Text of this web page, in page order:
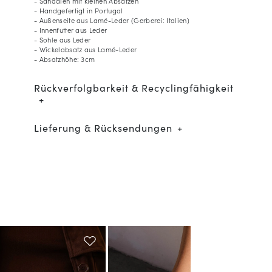
- Handgefertigt in Portugal
- Außenseite aus Lamé-Leder (Gerberei: Italien)
- Innenfutter aus Leder
- Sohle aus Leder
- Wickelabsatz aus Lamé-Leder
- Absatzhöhe: 3cm
Rückverfolgbarkeit & Recyclingfähigkeit
Lieferung & Rücksendungen